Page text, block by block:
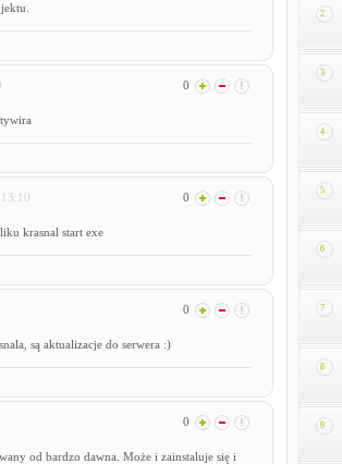
0
13:10 0
krasnal start exe
0
są aktualizacje do serwera :)
0
od bardzo dawna. Może i zainstaluje się i
2
3
4
5
6
7
8
9